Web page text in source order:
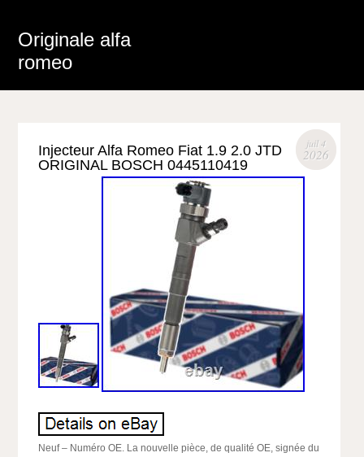
Originale alfa
romeo
juil 4
2026
Injecteur Alfa Romeo Fiat 1.9 2.0 JTD
ORIGINAL BOSCH 0445110419
Neuf – Numéro OE. La nouvelle pièce, de qualité OE, signée du